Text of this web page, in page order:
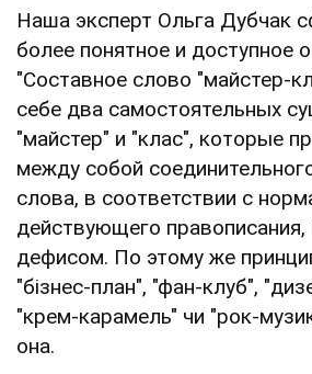
Наша эксперт Ольга Дубчак
более понятное и доступное
"Составное слово "майстер-
себе два самостоятельных
"майстер" и "клас", которые
между собой
слова, в соответствии с
действующего правописания,
дефисом. По этому же
"бізнес-план", "фан-клуб",
"крем-карамель" чи "рок-
она.